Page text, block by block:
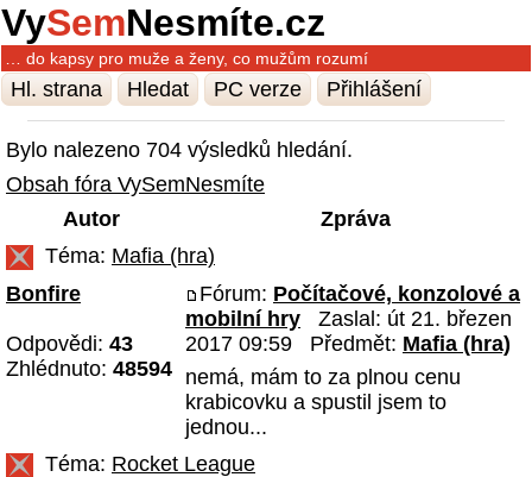
VySemNesmíte.cz
… do kapsy pro muže a ženy, co mužům rozumí
Hl. strana Hledat PC verze Přihlášení
Bylo nalezeno 704 výsledků hledání.
Obsah fóra VySemNesmíte
Autor
Zpráva
Téma: Mafia (hra)
Bonfire
Odpovědi: 43
Zhlédnuto: 48594
Fórum: Počítačové, konzolové a
mobilní hry Zaslal: út 21. březen
2017 09:59 Předmět: Mafia (hra)
nemá, mám to za plnou cenu
krabicovku a spustil jsem to
jednou...
Téma: Rocket League